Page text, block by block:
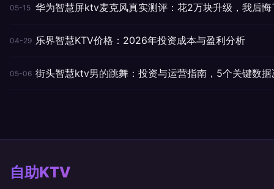
05-15 华为智慧屏ktv麦克风真实测评：花2万块升级，我后悔
04-29 乐界智慧KTV价格：2026年投资成本与盈利分析
05-06 街头智慧ktv男的跳舞：投资与运营指南，5个关键数据
自助KTV